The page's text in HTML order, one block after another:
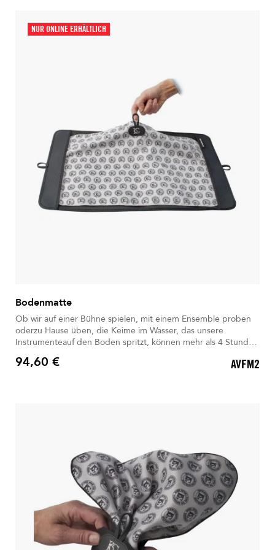
NUR ONLINE ERHÄLTLICH
Bodenmatte
Ob wir auf einer Bühne spielen, mit einem Ensemble proben
oderzu Hause üben, die Keime im Wasser, das unsere
Instrumenteauf den Boden spritzt, können mehr als 4 Stunden
Vorsichtsmaßnahmen gegen das Virus zu ergreifen.
Preis
94,60 € AVFM2